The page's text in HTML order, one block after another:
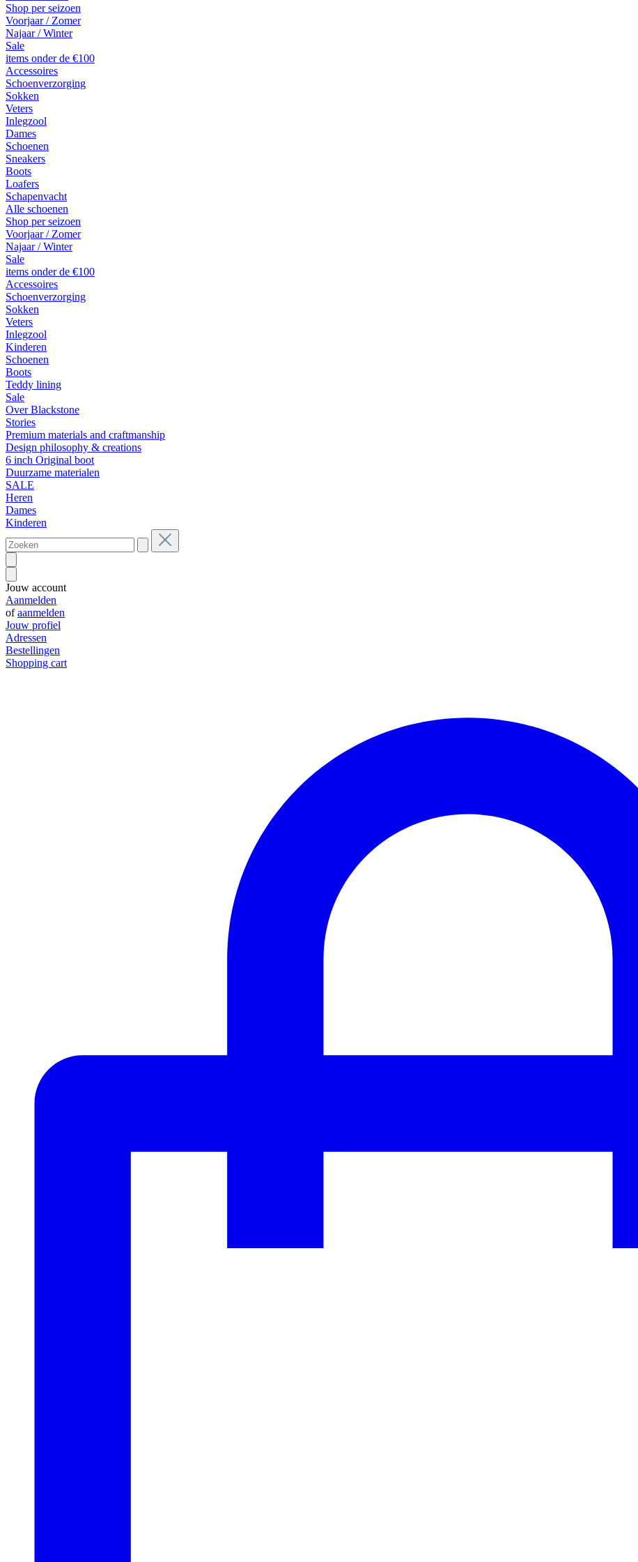
Shop per seizoen
Voorjaar / Zomer
Najaar / Winter
Sale
items onder de €100
Accessoires
Schoenverzorging
Sokken
Veters
Inlegzool
Dames
Schoenen
Sneakers
Boots
Loafers
Schapenvacht
Alle schoenen
Shop per seizoen
Voorjaar / Zomer
Najaar / Winter
Sale
items onder de €100
Accessoires
Schoenverzorging
Sokken
Veters
Inlegzool
Kinderen
Schoenen
Boots
Teddy lining
Sale
Over Blackstone
Stories
Premium materials and craftmanship
Design philosophy & creations
6 inch Original boot
Duurzame materialen
SALE
Heren
Dames
Kinderen
Jouw account
Aanmelden
ofaanmelden
Jouw profiel
Adressen
Bestellingen
Shopping cart